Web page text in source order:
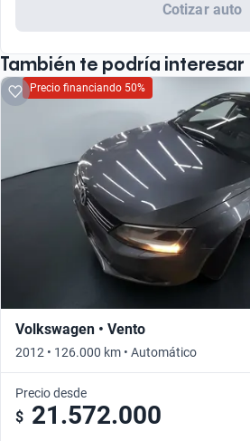
Cotizar auto
También te podría interesar
Precio financiando 50%
Volkswagen • Vento
2012 • 126.000 km • Automático
Precio desde
$ 21.572.000